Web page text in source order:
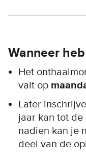
Wanneer
Het
valt op
Later
jaar kan tot de
nadien kan je
deel van de